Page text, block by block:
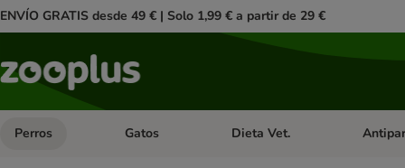
ENVÍO GRATIS desde 49 € | Solo 1,99 € a partir de 29 €
Perros Menú de categoria abierto: Perros
Gatos Menú de categoria abierto: Gatos
Dieta Vet. Menú